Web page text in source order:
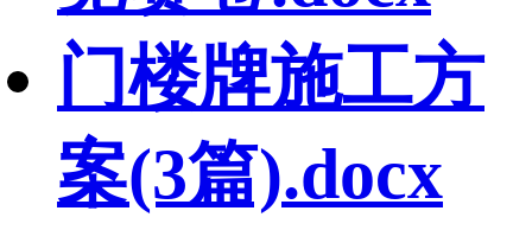
门楼牌施工方
案(3篇).docx